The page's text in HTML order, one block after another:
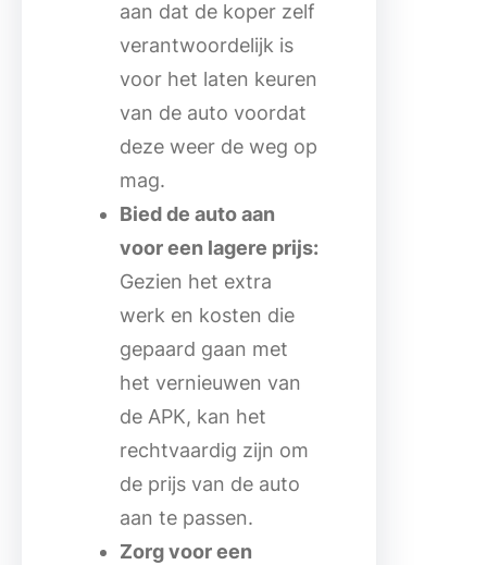
aan dat de koper zelf
verantwoordelijk is
voor het laten keuren
van de auto voordat
deze weer de weg op
mag.
Bied de auto aan
voor een lagere prijs:
Gezien het extra
werk en kosten die
gepaard gaan met
het vernieuwen van
de APK, kan het
rechtvaardig zijn om
de prijs van de auto
aan te passen.
Zorg voor een